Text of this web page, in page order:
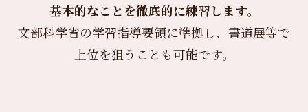
基本的なことを徹底的に練習します。
文部科学省の学習指導要領に準拠し、書道展等で
上位を狙うことも可能です。